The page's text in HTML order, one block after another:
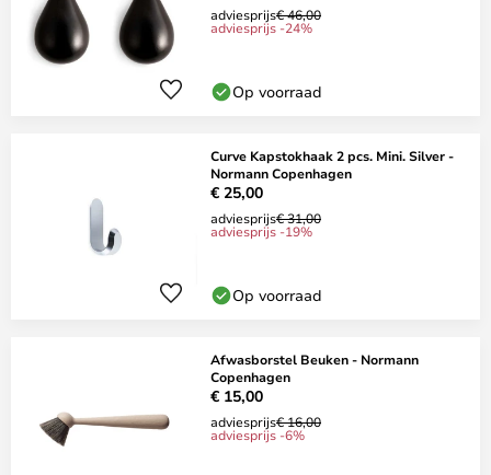
adviesprijs€ 46,00
adviesprijs -24%
Op voorraad
Curve Kapstokhaak 2 pcs. Mini. Silver -
Normann Copenhagen
€ 25,00
adviesprijs€ 31,00
adviesprijs -19%
Op voorraad
Afwasborstel Beuken - Normann
Copenhagen
€ 15,00
adviesprijs€ 16,00
adviesprijs -6%